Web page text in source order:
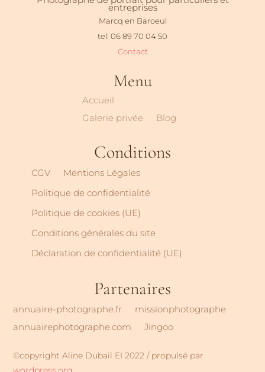
entreprises
Marcq en Baroeul
tel: 06 89 70 04 50
Contact
Menu
Accueil
Galerie privée
Blog
Conditions
CGV
Mentions Légales
Politique de confidentialité
Politique de cookies (UE)
Conditions générales du site
Déclaration de confidentialité (UE)
Partenaires
annuaire-photographe.fr
missionphotographe
annuairephotographe.com
Jingoo
©copyright Aline Dubail EI 2022 / propulsé par